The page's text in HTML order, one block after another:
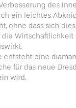
des
ein leichtes
ohne dass sich
die Wirtschaftlichkeit
entsteht eine
für das neue
wird.